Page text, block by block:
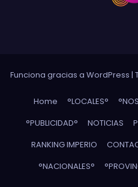
Funciona gracias a WordPress |
Home °LOCALES°
°PUBLICIDAD°
NOTICIAS
RANKING IMPERIO
°NACIONALES°